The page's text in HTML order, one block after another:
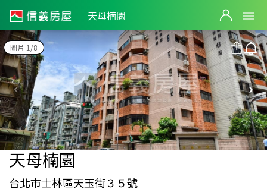
天母楠園
圖片 1/8
天母楠園
台北市士林區天玉街３５號